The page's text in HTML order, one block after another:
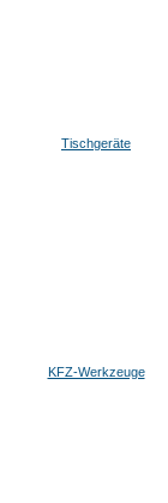
Tischgeräte
KFZ-Werkzeuge